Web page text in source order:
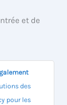
et de
des
pour les